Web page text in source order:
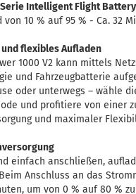
Intelligent Flight Battery
von 10 % auf 95 % - Ca. 32
flexibles Aufladen
1000 V2 kann mittels
und Fahrzeugbatterie
oder unterwegs – wähle
und profitiere von einer
und maximaler
einfach anschließen,
Anschluss an das
um von 0 % auf 80 %